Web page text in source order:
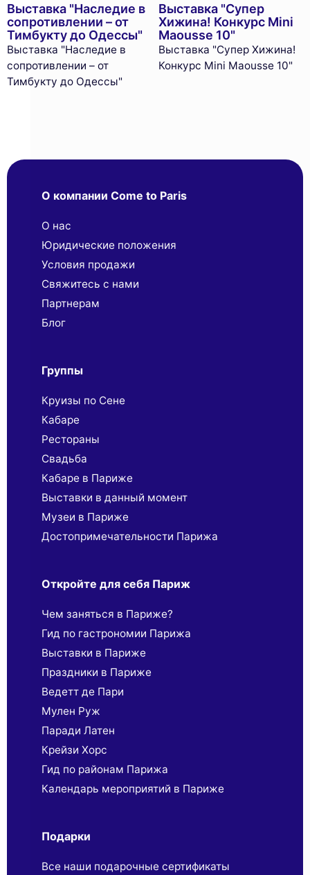
Выставка "Наследие в
сопротивлении – от
Тимбукту до Одессы"
Выставка "Наследие в
сопротивлении – от
Тимбукту до Одессы"
Выставка "Супер
Хижина! Конкурс Mini
Maousse 10"
Выставка "Супер Хижина!
Конкурс Mini Maousse 10"
О компании Come to Paris
О нас
Юридические положения
Условия продажи
Свяжитесь с нами
Партнерaм
Блог
Группы
Круизы по Сене
Кабаре
Рестораны
Свадьба
Кабаре в Париже
Выставки в данный момент
Музеи в Париже
Достопримечательности Парижа
Откройте для себя Париж
Чем заняться в Париже?
Гид по гастрономии Парижа
Выставки в Париже
Праздники в Париже
Ведетт де Пари
Мулен Руж
Паради Латен
Крейзи Хорс
Гид по районам Парижа
Календарь мероприятий в Париже
Подарки
Все наши подарочные сертификаты